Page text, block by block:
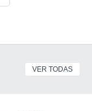
VER TODAS